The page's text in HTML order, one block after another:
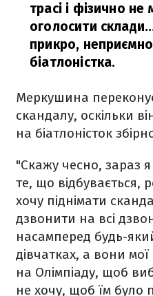
трасі і фізично не
оголосити
прикро,
біатлоністка.
Меркушина
скандалу, оскільки
на біатлоністок
"Скажу чесно, зараз
те, що відбувається,
хочу піднімати
дзвонити на всі
насамперед будь-
дівчатках, а вони мої
на Олімпіаду, щоб
не хочу, щоб їм було